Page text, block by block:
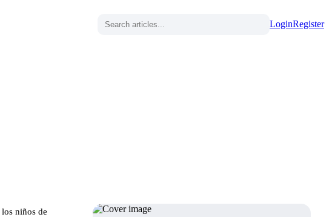
LoginRegister
niños de